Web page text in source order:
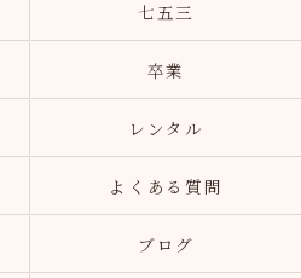
七五三
卒業
レンタル
よくある質問
ブログ